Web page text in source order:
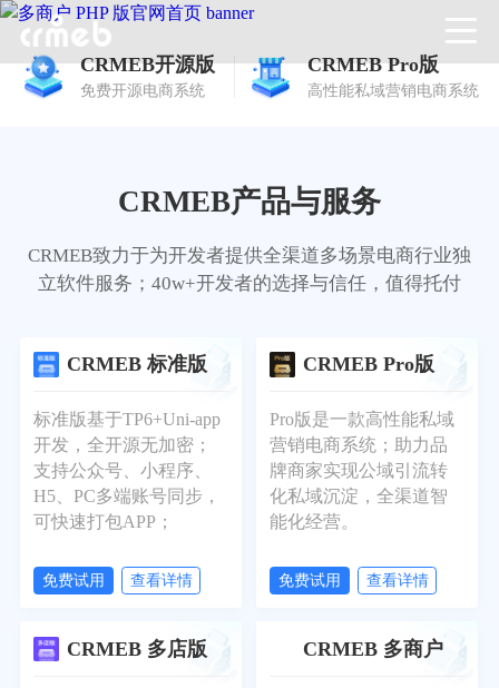
CRMEB开源版
免费开源电商系统
CRMEB Pro版
高性能私域营销电商系统
CRMEB产品与服务
CRMEB致力于为开发者提供全渠道多场景电商行业独
立软件服务；40w+开发者的选择与信任，值得托付
CRMEB 标准版
标准版基于TP6+Uni-app
开发，全开源无加密；
支持公众号、小程序、
H5、PC多端账号同步，
可快速打包APP；
免费试用 查看详情
CRMEB Pro版
Pro版是一款高性能私域
营销电商系统；助力品
牌商家实现公域引流转
化私域沉淀，全渠道智
能化经营。
免费试用 查看详情
CRMEB 多店版 CRMEB 多商户